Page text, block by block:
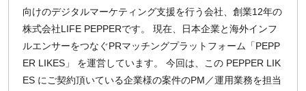
週1日
地域
東京
向けのデジタルマーケティング支援を行う会社、創業12年の
株式会社LIFE PEPPERです。 現在、日本企業と海外インフ
ルエンサーをつなぐPRマッチングプラットフォーム「PEPP
ER LIKES」 を運営しています。 今回は、この PEPPER LIK
ES にご契約頂いている企業様の案件のPM／運用業務を担当